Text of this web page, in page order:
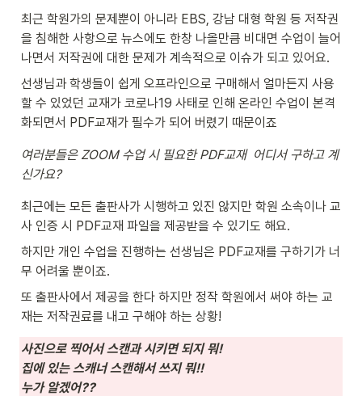
최근 학원가의 문제뿐이 아니라 EBS, 강남 대형 학원 등 저작권
을 침해한 사항으로 뉴스에도 한창 나올만큼 비대면 수업이 늘어
나면서 저작권에 대한 문제가 계속적으로 이슈가 되고 있어요.
선생님과 학생들이 쉽게 오프라인으로 구매해서 얼마든지 사용
할 수 있었던 교재가 코로나19 사태로 인해 온라인 수업이 본격
화되면서 PDF교재가 필수가 되어 버렸기 때문이죠
여러분들은 ZOOM 수업 시 필요한 PDF교재  어디서 구하고 계
신가요?
최근에는 모든 출판사가 시행하고 있진 않지만 학원 소속이나 교
사 인증 시 PDF교재 파일을 제공받을 수 있기도 해요.
하지만 개인 수업을 진행하는 선생님은 PDF교재를 구하기가 너
무 어려울 뿐이죠.
또 출판사에서 제공을 한다 하지만 정작 학원에서 써야 하는 교
재는 저작권료를 내고 구해야 하는 상황!
사진으로 찍어서 스캔과 시키면 되지 뭐!
집에 있는 스캐너 스캔해서 쓰지 뭐!!
누가 알겠어??